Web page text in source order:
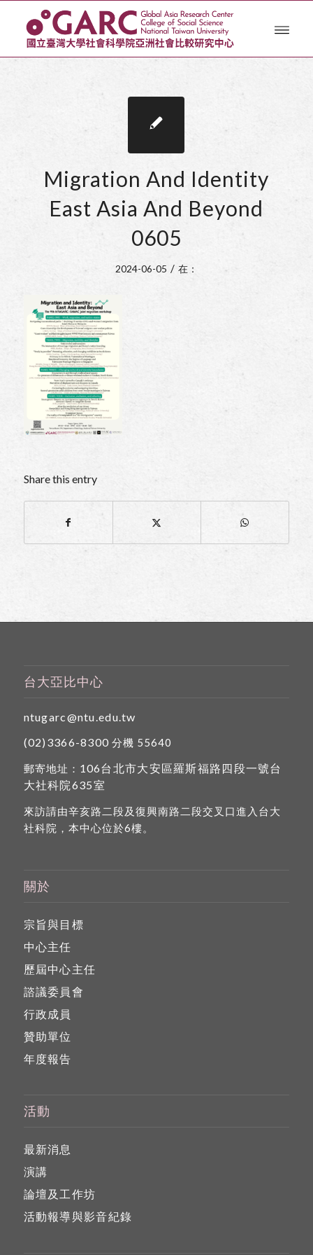
Migration And Identity
East Asia And Beyond
0605
2024-06-05 / 在：
Share this entry
台大亞比中心
ntugarc@ntu.edu.tw
(02)3366-8300 分機 55640
郵寄地址： 106台北市大安區羅斯福路四段一號台
大社科院635室
來訪請由辛亥路二段及復興南路二段交叉口進入台大
社科院，本中心位於6樓。
關於
宗旨與目標
中心主任
歷屆中心主任
諮議委員會
行政成員
贊助單位
年度報告
活動
最新消息
演講
論壇及工作坊
活動報導與影音紀錄